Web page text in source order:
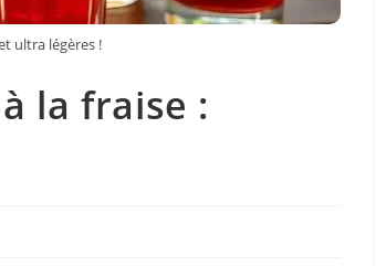
ultra légères !
la fraise :